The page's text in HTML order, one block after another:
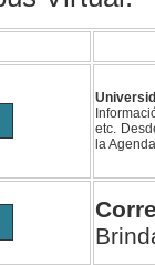
etc.
la